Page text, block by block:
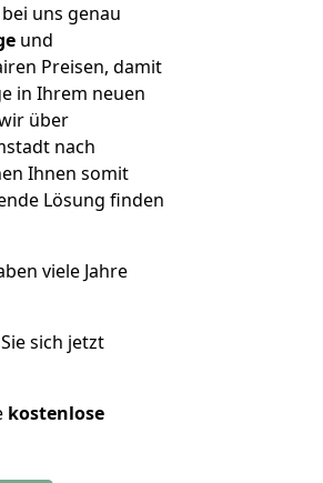
uns genau
und
Preisen, damit
in Ihrem neuen
über
nach
Ihnen somit
Lösung finden
viele Jahre
sich jetzt
kostenlose